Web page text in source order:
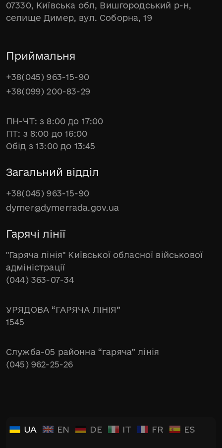
07330, Київська обл, Вишгородський р-н,
селище Димер, вул. Соборна, 19
Приймальня
+38(045) 963-15-90
+38(099) 200-83-29
ПН-ЧТ: з 8:00 до 17:00
ПТ: з 8:00 до 16:00
Обід з 13:00 до 13:45
Загальний відділ
+38(045) 963-15-90
dymer@dymerrada.gov.ua
Гарячі лінії
"Гаряча лінія" Київської обласної військової
адміністрації
(044) 363-07-34
УРЯДОВА “ГАРЯЧА ЛІНІЯ”
1545
Служба-05 районна “гаряча” лінія
(045) 962-25-26
UA EN DE IT FR ES